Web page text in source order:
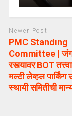
Newer Post
PMC Standing
Committee |
रस्त्यावर BOT
मल्टी लेव्हल पार्किंग
स्थायी समितीची